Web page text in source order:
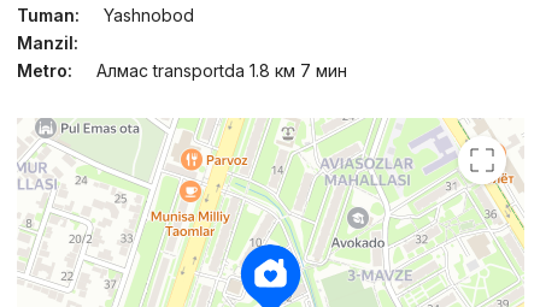
Tuman:
Yashnobod
Manzil:
Metro:
Алмас transportda 1.8 км 7 мин